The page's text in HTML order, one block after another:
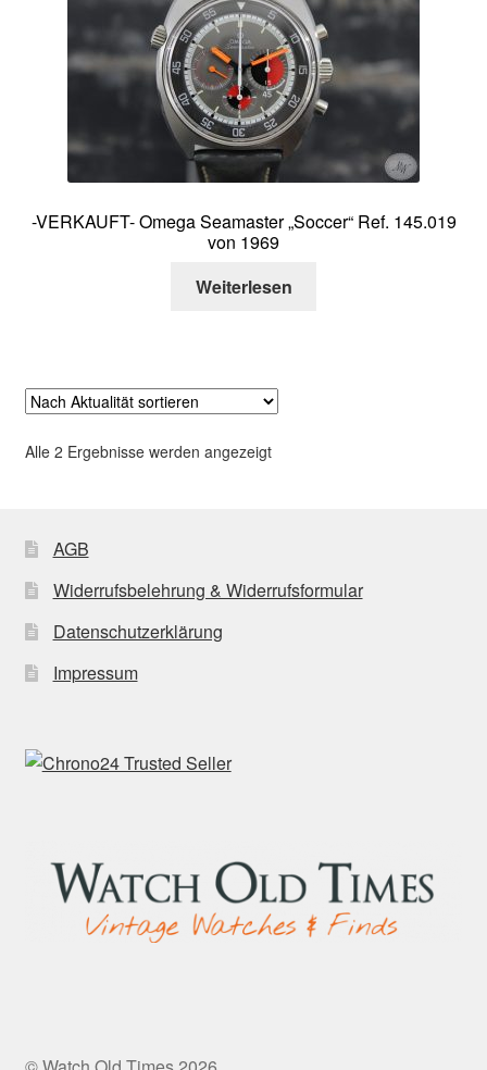
-VERKAUFT- Omega Seamaster „Soccer“ Ref. 145.019
von 1969
Weiterlesen
Alle 2 Ergebnisse werden angezeigtNach
AGB
Widerrufsbelehrung & Widerrufsformular
Datenschutzerklärung
Impressum